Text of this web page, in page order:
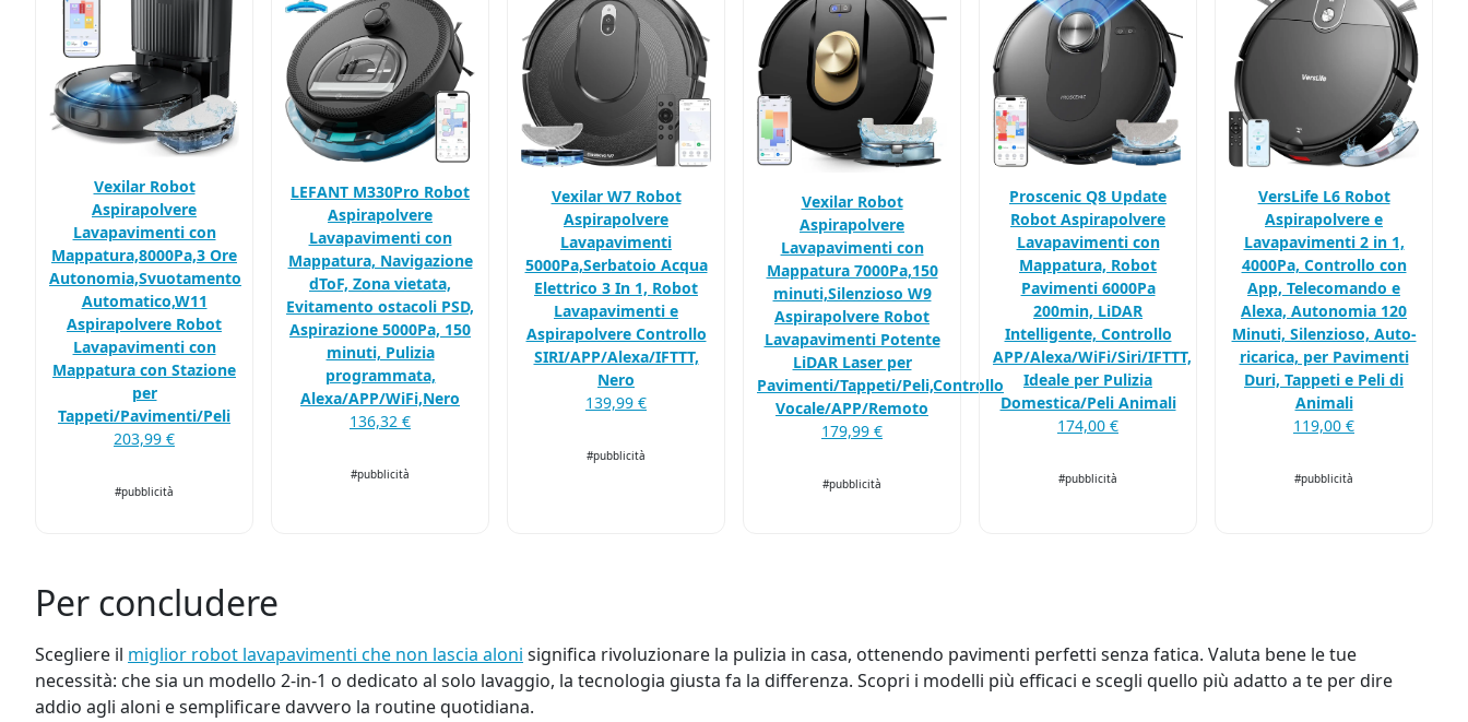
Vexilar Robot
Aspirapolvere
Lavapavimenti con
Mappatura,8000Pa,3 Ore
Autonomia,Svuotamento
Automatico,W11
Aspirapolvere Robot
Lavapavimenti con
Mappatura con Stazione
per
Tappeti/Pavimenti/Peli
203,99 €
#pubblicità
LEFANT M330Pro Robot
Aspirapolvere
Lavapavimenti con
Mappatura, Navigazione
dToF, Zona vietata,
Evitamento ostacoli PSD,
Aspirazione 5000Pa, 150
minuti, Pulizia
programmata,
Alexa/APP/WiFi,Nero
136,32 €
#pubblicità
Vexilar W7 Robot
Aspirapolvere
Lavapavimenti
5000Pa,Serbatoio Acqua
Elettrico 3 In 1, Robot
Lavapavimenti e
Aspirapolvere Controllo
SIRI/APP/Alexa/IFTTT,
Nero
139,99 €
#pubblicità
Vexilar Robot
Aspirapolvere
Lavapavimenti con
Mappatura 7000Pa,150
minuti,Silenzioso W9
Aspirapolvere Robot
Lavapavimenti Potente
LiDAR Laser per
Pavimenti/Tappeti/Peli,Controllo
Vocale/APP/Remoto
179,99 €
#pubblicità
Proscenic Q8 Update
Robot Aspirapolvere
Lavapavimenti con
Mappatura, Robot
Pavimenti 6000Pa
200min, LiDAR
Intelligente, Controllo
APP/Alexa/WiFi/Siri/IFTTT,
Ideale per Pulizia
Domestica/Peli Animali
174,00 €
#pubblicità
VersLife L6 Robot
Aspirapolvere e
Lavapavimenti 2 in 1,
4000Pa, Controllo con
App, Telecomando e
Alexa, Autonomia 120
Minuti, Silenzioso, Auto-
ricarica, per Pavimenti
Duri, Tappeti e Peli di
Animali
119,00 €
#pubblicità
Per concludere
Scegliere il miglior robot lavapavimenti che non lascia aloni significa rivoluzionare la pulizia in casa, ottenendo pavimenti perfetti senza fatica. Valuta bene le tue
necessità: che sia un modello 2-in-1 o dedicato al solo lavaggio, la tecnologia giusta fa la differenza. Scopri i modelli più efficaci e scegli quello più adatto a te per dire
addio agli aloni e semplificare davvero la routine quotidiana.